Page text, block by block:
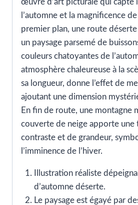
l’automne et la magnificence
premier plan, une route déserte
un paysage parsemé de
couleurs chatoyantes de
atmosphère chaleureuse à la
sa longueur, donne l’effet de
ajoutant une dimension
En fin de route, une montagne
couverte de neige apporte une
contraste et de grandeur,
l’imminence de l’hiver.
Illustration réaliste
d’automne déserte.
Le paysage est égayé par